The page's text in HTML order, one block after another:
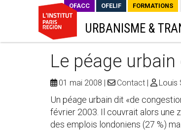
OFACC OFELIF FORMATIONS
URBANISME &
Le péage
01 mai 2008 Contact Louis
Un péage urbain dit «de
février 2003. Il couvrait alors une
des emplois londoniens (27 %)